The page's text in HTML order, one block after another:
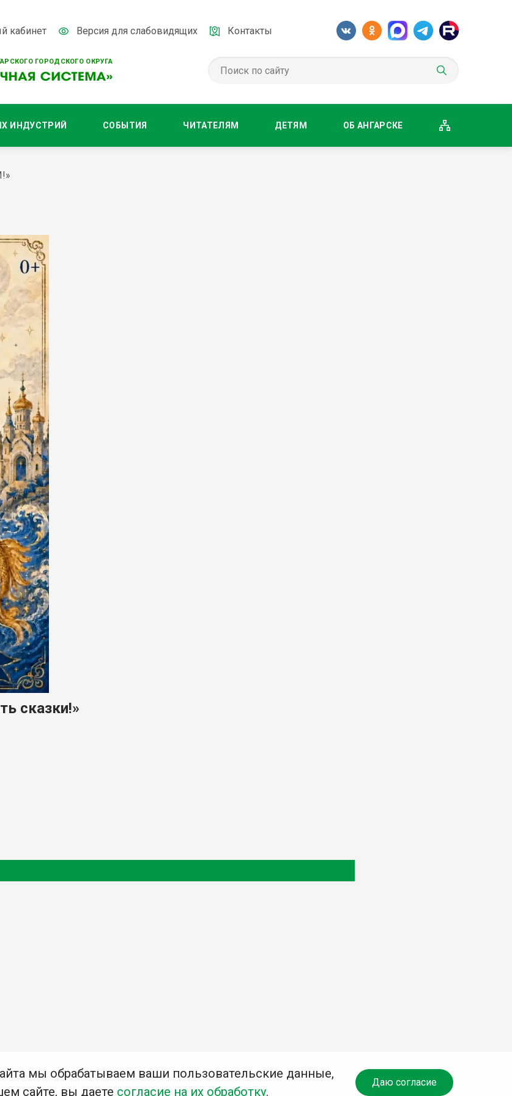
ГОРОДСКОГО ОКРУГА
кабинет Версия для слабовидящих Контакты
ИНДУСТРИЙ СОБЫТИЯ ЧИТАТЕЛЯМ ДЕТЯМ ОБ АНГАРСКЕ
сказки!»
мы обрабатываем ваши пользовательские данные,
сайте, вы даете согласие на их обработку.
Даю согласие